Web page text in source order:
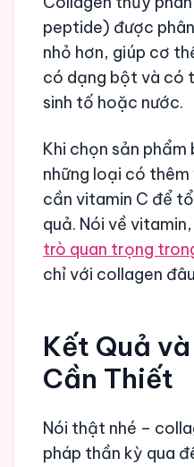
peptide) được
nhỏ hơn, giúp cơ
có dạng bột và có
sinh tố hoặc nước.
Khi chọn sản
những loại có
cần vitamin C để
quả. Nói về vitamin,
trò quan trọng
chỉ với collagen
Kết Quả
Cần Thiết
Nói thật nhé –
pháp thần kỳ qua